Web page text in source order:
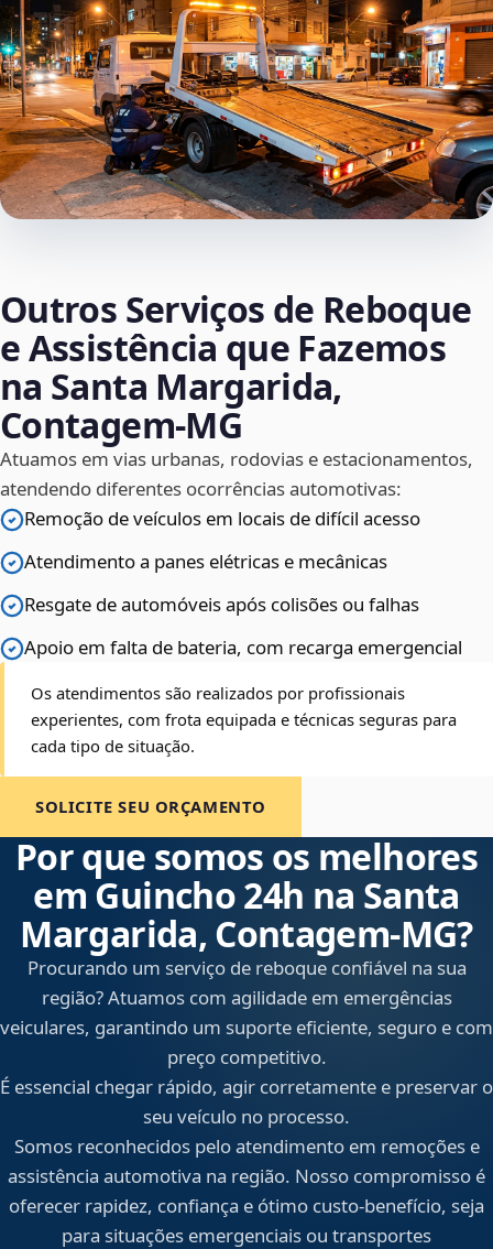
Outros Serviços de Reboque
e Assistência que Fazemos
na Santa Margarida,
Contagem‑MG
Atuamos em vias urbanas, rodovias e estacionamentos,
atendendo diferentes ocorrências automotivas:
Remoção de veículos em locais de difícil acesso
Atendimento a panes elétricas e mecânicas
Resgate de automóveis após colisões ou falhas
Apoio em falta de bateria, com recarga emergencial
Os atendimentos são realizados por profissionais
experientes, com frota equipada e técnicas seguras para
cada tipo de situação.
SOLICITE SEU ORÇAMENTO
Por que somos os melhores
em Guincho 24h na Santa
Margarida, Contagem‑MG?
Procurando um serviço de reboque confiável na sua
região? Atuamos com agilidade em emergências
veiculares, garantindo um suporte eficiente, seguro e com
preço competitivo.
É essencial chegar rápido, agir corretamente e preservar o
seu veículo no processo.
Somos reconhecidos pelo atendimento em remoções e
assistência automotiva na região. Nosso compromisso é
oferecer rapidez, confiança e ótimo custo-benefício, seja
para situações emergenciais ou transportes